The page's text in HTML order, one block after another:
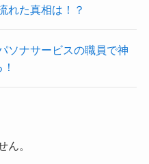
れた真相は！？
ソナサービスの職員で神
ん。